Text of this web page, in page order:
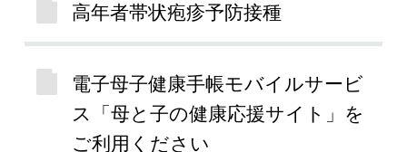
高年者帯状疱疹予防接種
電子母子健康手帳モバイルサービ
ス「母と子の健康応援サイト」を
ご利用ください